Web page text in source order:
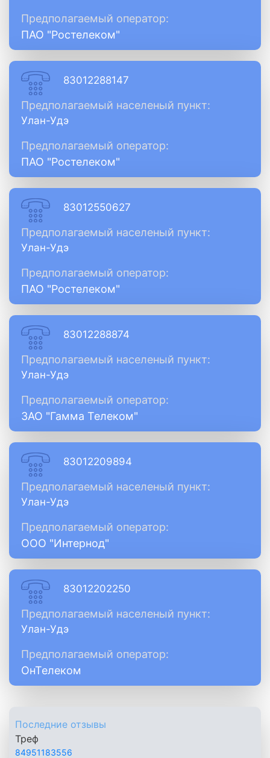
Предполагаемый оператор:
ПАО "Ростелеком"
83012288147
Предполагаемый населеный пункт:
Улан-Удэ
Предполагаемый оператор:
ПАО "Ростелеком"
83012550627
Предполагаемый населеный пункт:
Улан-Удэ
Предполагаемый оператор:
ПАО "Ростелеком"
83012288874
Предполагаемый населеный пункт:
Улан-Удэ
Предполагаемый оператор:
ЗАО "Гамма Телеком"
83012209894
Предполагаемый населеный пункт:
Улан-Удэ
Предполагаемый оператор:
ООО "Интернод"
83012202250
Предполагаемый населеный пункт:
Улан-Удэ
Предполагаемый оператор:
ОнТелеком
Последние отзывы
Треф
84951183556